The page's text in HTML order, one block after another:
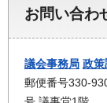
お問い合わ
議会事務局 政策
郵便番号330-